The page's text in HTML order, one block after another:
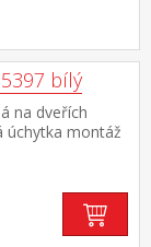
bílý
na dveřích
úchytka montáž
6 úrovní pro